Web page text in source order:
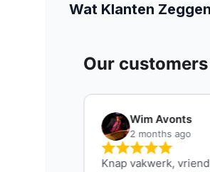
Wat Klanten Zeggen